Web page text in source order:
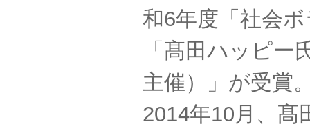
和6年度「社会
「髙田ハッピ
主催）」が受賞
2014年10月、